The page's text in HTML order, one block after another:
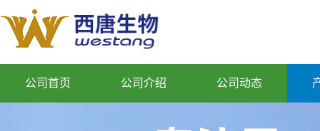
公司首页 公司介绍 公司动态